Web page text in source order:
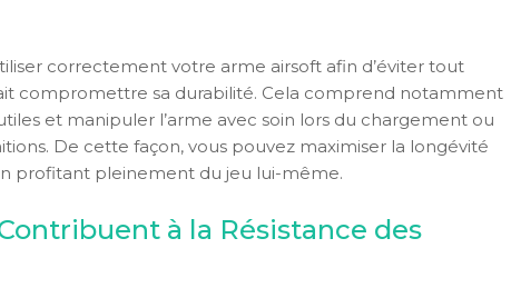
correctement votre arme airsoft afin d’éviter tout
compromettre sa durabilité. Cela comprend notamment
et manipuler l’arme avec soin lors du chargement ou
De cette façon, vous pouvez maximiser la longévité
profitant pleinement du jeu lui-même.
à la Résistance des